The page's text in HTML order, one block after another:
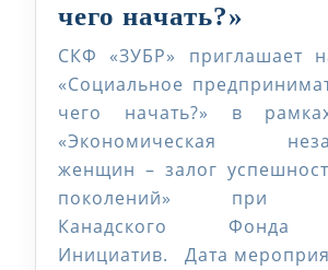
чего начать?»
на
С
чего
СКФ «ЗУБР» приглашает
«Социальное
чего начать?» в
«Экономическая
женщин – залог
поколений» при
Канадского Фонда
Инициатив. Дата